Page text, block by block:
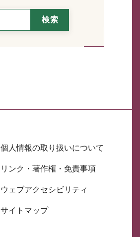
個人情報の取り扱いについて
リンク・著作権・免責事項
ウェブアクセシビリティ
サイトマップ